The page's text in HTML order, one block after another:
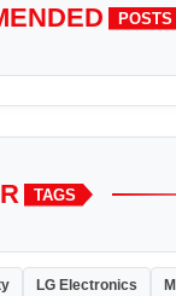
POSTS
TAGS
LG Electronics